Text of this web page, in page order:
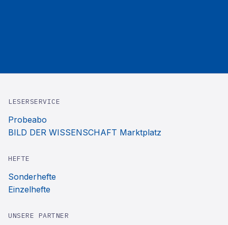
LESERSERVICE
Probeabo
BILD DER WISSENSCHAFT Marktplatz
HEFTE
Sonderhefte
Einzelhefte
UNSERE PARTNER